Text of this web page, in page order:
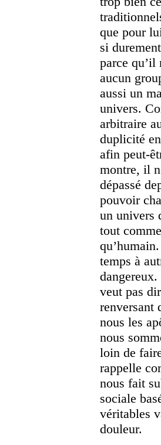
que pour
si
parce
aucun
aussi un
univers.
arbitraire
duplicité
afin peut-
montre, il
dépassé
pouvoir
un univers
tout
temps à
veut pas
renversant
nous les
nous
loin de
rappelle
nous fait
sociale
véritables
douleur.